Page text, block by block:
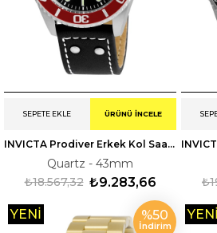
INVICTA Prodiver Erkek Kol Saati 222073
Quartz - 43mm
₺9.283,66
₺18.567,32
SEPETE EKLE ÜRÜNÜ İNCELE
%50
İndirim
YENI
YENI